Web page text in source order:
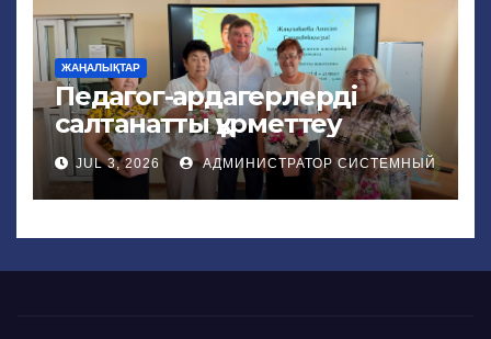
ЖАҢАЛЫҚТАР
Педагог-ардагерлерді
салтанатты құрметтеу
JUL 3, 2026 АДМИНИСТРАТОР СИСТЕМНЫЙ